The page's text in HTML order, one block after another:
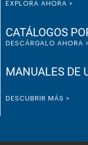
EXPLORA AHORA >
CATÁLOGOS
DESCÁRGALO AHORA >
MANUALES DE
DESCUBRIR MÁS >